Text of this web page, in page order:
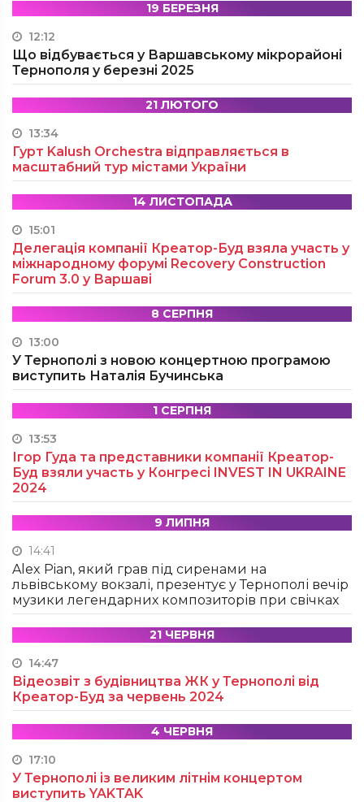
19 БЕРЕЗНЯ
12:12
Що відбувається у Варшавському мікрорайоні
Тернополя у березні 2025
21 ЛЮТОГО
13:34
Гурт Kalush Orchestra відправляється в
масштабний тур містами України
14 ЛИСТОПАДА
15:01
Делегація компанії Креатор-Буд взяла участь у
міжнародному форумі Recovery Construction
Forum 3.0 у Варшаві
8 СЕРПНЯ
13:00
У Тернополі з новою концертною програмою
виступить Наталія Бучинська
1 СЕРПНЯ
13:53
Ігор Гуда та представники компанії Креатор-
Буд взяли участь у Конгресі INVEST IN UKRAINE
2024
9 ЛИПНЯ
14:41
Alex Pian, який грав під сиренами на
львівському вокзалі, презентує у Тернополі вечір
музики легендарних композиторів при свічках
21 ЧЕРВНЯ
14:47
Відеозвіт з будівництва ЖК у Тернополі від
Креатор-Буд за червень 2024
4 ЧЕРВНЯ
17:10
У Тернополі із великим літнім концертом
виступить YAKTAK